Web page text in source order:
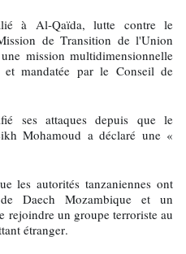
à Al-Qaïda, lutte contre le
de Transition de l'Union
mission multidimensionnelle
mandatée par le Conseil de
ses attaques depuis que le
Mohamoud a déclaré une «
les autorités tanzaniennes ont
Daech Mozambique et un
rejoindre un groupe terroriste au
étranger.